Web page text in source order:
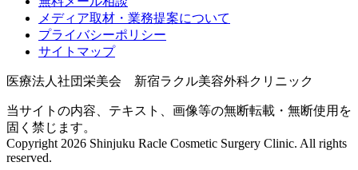
メディア取材・業務提案について
プライバシーポリシー
サイトマップ
医療法人社団栄美会 新宿ラクル美容外科クリニック
当サイトの内容、テキスト、画像等の無断転載・無断使用を
固く禁じます。
Copyright 2026 Shinjuku Racle Cosmetic Surgery Clinic. All rights
reserved.